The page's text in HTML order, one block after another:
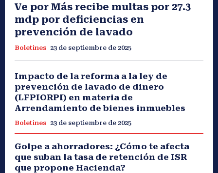
Ve por Más recibe multas por 27.3
mdp por deficiencias en
prevención de lavado
Boletines 23 de septiembre de 2025
Impacto de la reforma a la ley de
prevención de lavado de dinero
(LFPIORPI) en materia de
Arrendamiento de bienes inmuebles
Boletines 23 de septiembre de 2025
Golpe a ahorradores: ¿Cómo te afecta
que suban la tasa de retención de ISR
que propone Hacienda?